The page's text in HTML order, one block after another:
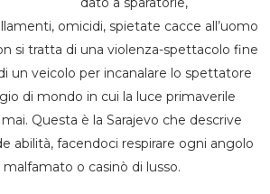
omicidi, spietate cacce all’uomo
si tratta di una violenza-spettacolo fine
un veicolo per incanalare lo spettatore
di mondo in cui la luce primaverile
Questa è la Sarajevo che descrive
abilità, facendoci respirare ogni angolo
o casinò di lusso.